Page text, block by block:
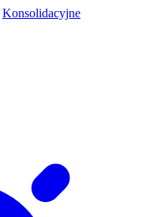
Konsolidacyjne